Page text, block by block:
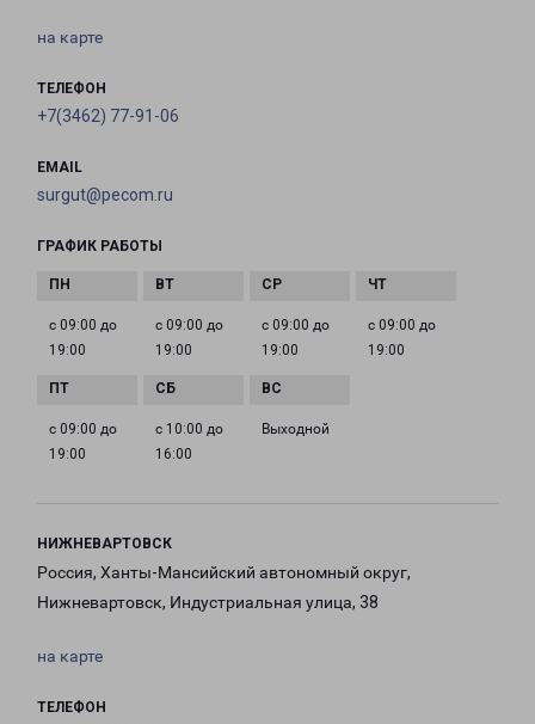
на карте
ТЕЛЕФОН
+7(3462) 77-91-06
EMAIL
surgut@pecom.ru
ГРАФИК РАБОТЫ
с 09:00 до
19:00
с 09:00 до
19:00
с 09:00 до
19:00
с 09:00 до
19:00
с 09:00 до
19:00
с 10:00 до
16:00
Выходной
НИЖНЕВАРТОВСК
Россия, Ханты-Мансийский автономный округ,
Нижневартовск, Индустриальная улица, 38
на карте
ТЕЛЕФОН